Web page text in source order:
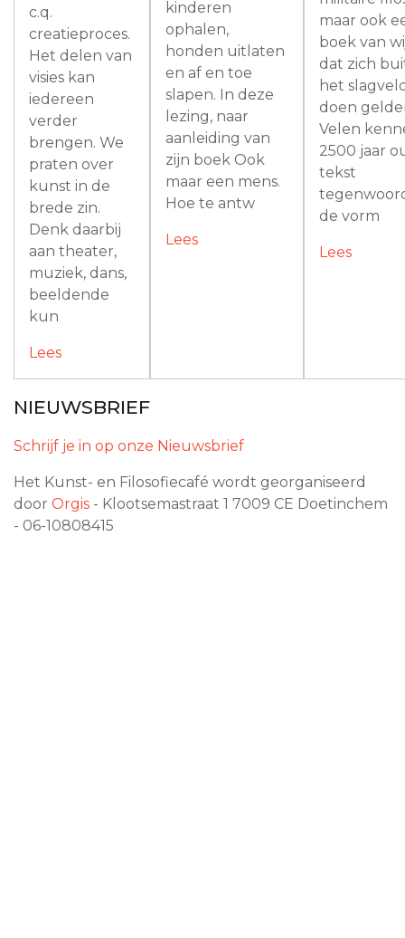
c.q.
creatieproces.
Het delen van
visies kan
iedereen
verder
brengen. We
praten over
kunst in de
brede zin.
Denk daarbij
aan theater,
muziek, dans,
beeldende
kun
Lees
kinderen
ophalen,
honden uitlaten
en af en toe
slapen. In deze
lezing, naar
aanleiding van
zijn boek Ook
maar een mens.
Hoe te antw
Lees
maar ook
boek van
dat zich
het
doen
Velen
2500 jaar
tekst
de vorm
Lees
NIEUWSBRIEF
Schrijf je in op onze Nieuwsbrief
Het Kunst- en Filosofiecafé wordt georganiseerd
door Orgis - Klootsemastraat 1 7009 CE Doetinchem
- 06-10808415